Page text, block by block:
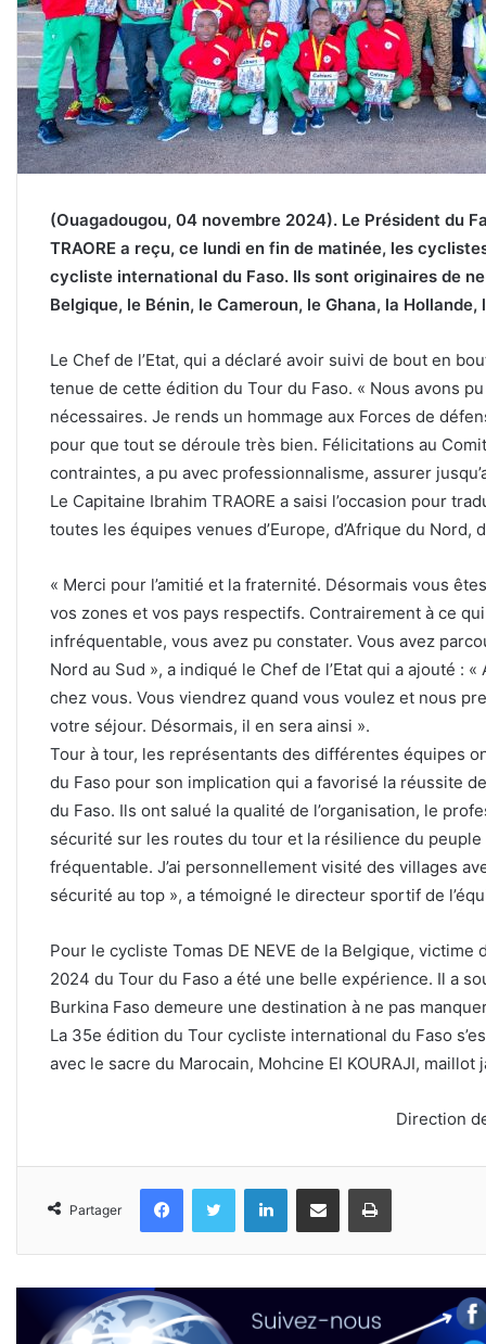
(Ouagadougou, 04 novembre 2024). Le Président du
TRAORE a reçu, ce lundi en fin de matinée, les
cycliste international du Faso. Ils sont originaires de
Belgique, le Bénin, le Cameroun, le Ghana, la
Le Chef de l’Etat, qui a déclaré avoir suivi de bout en
tenue de cette édition du Tour du Faso. « Nous avons
nécessaires. Je rends un hommage aux Forces de
pour que tout se déroule très bien. Félicitations au
contraintes, a pu avec professionnalisme, assurer
Le Capitaine Ibrahim TRAORE a saisi l’occasion pour
toutes les équipes venues d’Europe, d’Afrique du Nord,
« Merci pour l’amitié et la fraternité. Désormais vous
vos zones et vos pays respectifs. Contrairement à ce
infréquentable, vous avez pu constater. Vous avez
Nord au Sud », a indiqué le Chef de l’Etat qui a ajouté :
chez vous. Vous viendrez quand vous voulez et nous
votre séjour. Désormais, il en sera ainsi ».
Tour à tour, les représentants des différentes équipes
du Faso pour son implication qui a favorisé la réussite
du Faso. Ils ont salué la qualité de l’organisation, le
sécurité sur les routes du tour et la résilience du
fréquentable. J’ai personnellement visité des villages
sécurité au top », a témoigné le directeur sportif de
Pour le cycliste Tomas DE NEVE de la Belgique, victime
2024 du Tour du Faso a été une belle expérience. Il a
Burkina Faso demeure une destination à ne pas
La 35e édition du Tour cycliste international du Faso
avec le sacre du Marocain, Mohcine El KOURAJI,
Direction
Partager
FacebookTwitter LinkedinPartager par email Imprimer